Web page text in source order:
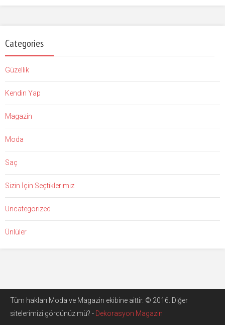
Categories
Güzellik
Kendin Yap
Magazin
Moda
Saç
Sizin İçin Seçtiklerimiz
Uncategorized
Ünlüler
Tüm hakları Moda ve Magazin ekibine aittir. © 2016. Diğer
sitelerimizi gördünüz mü? - Dekorasyon Magazin